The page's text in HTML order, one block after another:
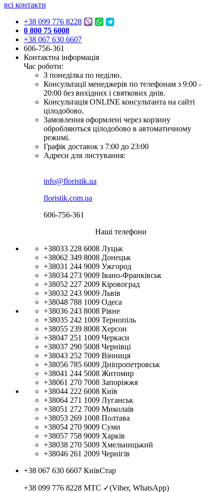
всі контакти
+38 099 776 8228
0 800 75 6008
+38 067 630 6607
606-756-361
Контактна інформація
Час роботи:
З понеділка по неділю.
Консультації менеджерів по телефонам з 9:00 -
20:00 без вихідних і святкових днів.
Консультація ONLINE консультанта на сайті
цілодобово.
Замовлення оформлені через корзину
обробляються цілодобово в автоматичному
режимі.
Графік доставок з 7:00 до 23:00
Адреси для листування:
info@floristik.ua
floristik.com.ua
606-756-361
Наші телефони
+38033 228 6008 Луцьк
+38062 349 8008 Донецьк
+38031 244 9009 Ужгород
+38034 273 9009 Івано-Франківськ
+38052 227 2009 Кіровоград
+38032 243 9009 Львів
+38048 788 1009 Одеса
+38036 243 8008 Рівне
+38035 242 1009 Тернопіль
+38055 239 8008 Херсон
+38047 251 1009 Черкаси
+38037 290 5008 Чернівці
+38043 252 7009 Вінниця
+38056 785 6009 Дніпропетровськ
+38041 244 5008 Житомир
+38061 270 7008 Запоріжжя
+38044 222 6008 Київ
+38064 271 1009 Луганськ
+38051 272 7009 Миколаїв
+38053 269 1008 Полтава
+38054 270 9009 Суми
+38057 758 9009 Харків
+38038 270 5009 Хмельницький
+38046 261 2009 Чернігів
+38 067 630 6607 КиївСтар
+38 099 776 8228 МТС ✓(Viber, WhatsApp)